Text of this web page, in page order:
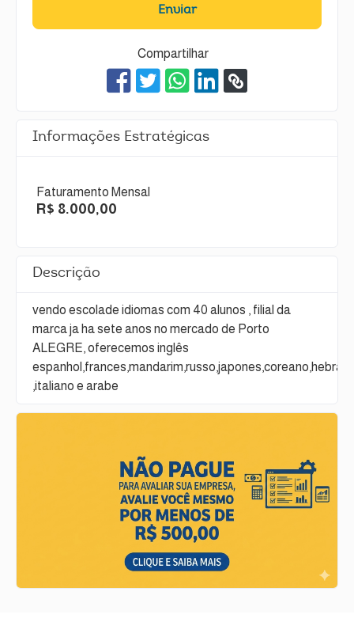
Enviar
Compartilhar
Informações Estratégicas
Faturamento Mensal
R$ 8.000,00
Descrição
vendo escolade idiomas com 40 alunos , filial da
marca ja ha sete anos no mercado de Porto
ALEGRE, oferecemos inglês
,italiano e arabe